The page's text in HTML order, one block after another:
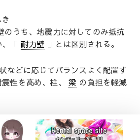
のうち、地震力に対してのみ抵抗
「 耐力壁 」とは区別される。
などに応じてバランスよく配置す
震性を高め、柱、梁 の負担を軽減